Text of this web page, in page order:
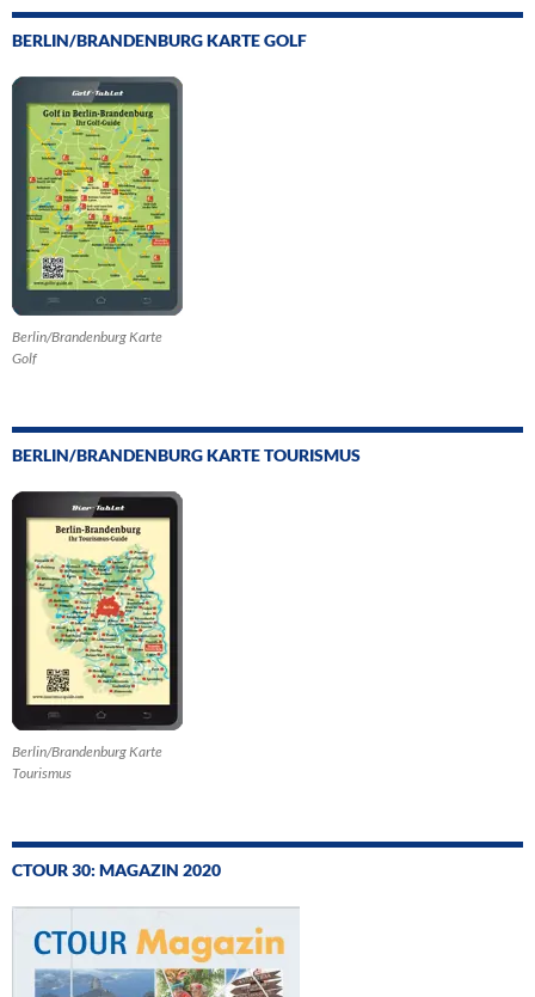
BERLIN/BRANDENBURG KARTE GOLF
Berlin/Brandenburg Karte
Golf
BERLIN/BRANDENBURG KARTE TOURISMUS
Berlin/Brandenburg Karte
Tourismus
CTOUR 30: MAGAZIN 2020